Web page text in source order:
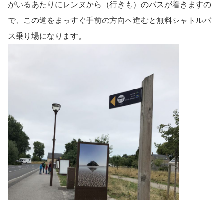
がいるあたりにレンヌから（行きも）のバスが着きますの
で、この道をまっすぐ手前の方向へ進むと無料シャトルバ
ス乗り場になります。